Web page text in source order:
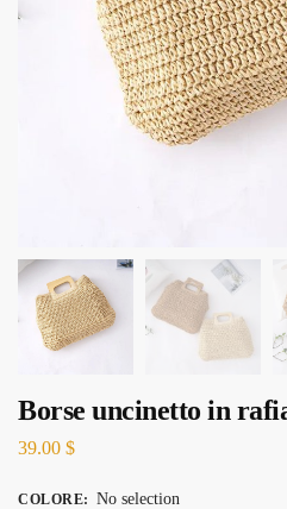
Borse uncinetto in
39.00 $
COLORE: No selection